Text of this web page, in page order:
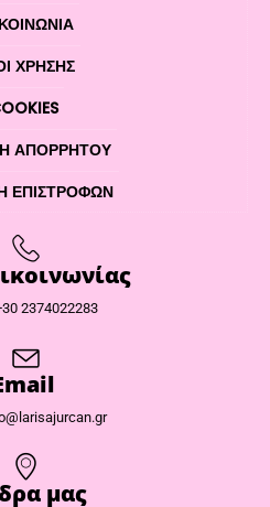
ΧΡΉΣΗΣ
ΑΠΟΡΡΉΤΟΥ
ΕΠΙΣΤΡΟΦΏΝ
2374022283
μας​